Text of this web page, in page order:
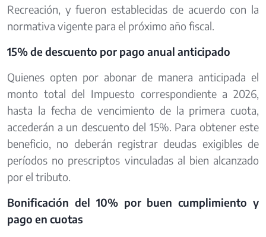
Recreación, y fueron establecidas de acuerdo con la
normativa vigente para el próximo año fiscal.
15% de descuento por pago anual anticipado
Quienes opten por abonar de manera anticipada el
monto total del Impuesto correspondiente a 2026,
hasta la fecha de vencimiento de la primera cuota,
accederán a un descuento del 15%. Para obtener este
beneficio, no deberán registrar deudas exigibles de
períodos no prescriptos vinculadas al bien alcanzado
por el tributo.
Bonificación del 10% por buen cumplimiento y
pago en cuotas